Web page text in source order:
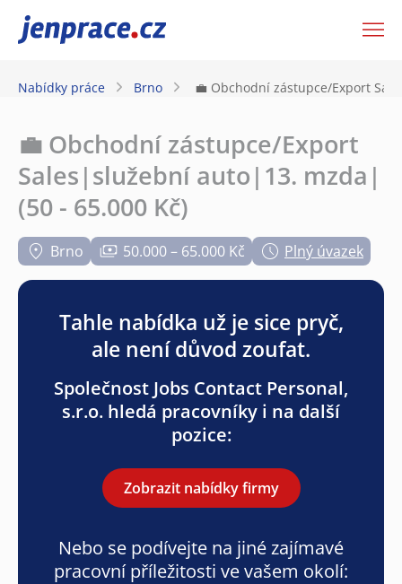
JenPráce.cz
Nabídky práce Brno 💼 Obchodní zástupce/Export
💼 Obchodní zástupce/Export
Sales|služební auto|13. mzda|
(50 - 65.000 Kč)
Brno 50.000 – 65.000 Kč Plný úvazek
Tahle nabídka už je sice pryč,
ale není důvod zoufat.
Společnost Jobs Contact Personal,
s.r.o. hledá pracovníky i na další
pozice:
Zobrazit nabídky firmy
Nebo se podívejte na jiné zajímavé
pracovní příležitosti ve vašem okolí: